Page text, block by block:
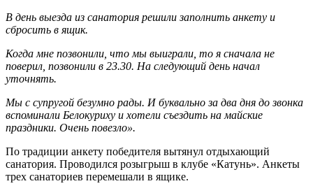
В день выезда из санатория решили заполнить анкету и
сбросить в ящик.
Когда мне позвонили, что мы выиграли, то я сначала не
поверил, позвонили в 23.30. На следующий день начал
уточнять.
Мы с супругой безумно рады. И буквально за два дня до звонка
вспоминали Белокуриху и хотели съездить на майские
праздники. Очень повезло».
По традиции анкету победителя вытянул отдыхающий
санатория. Проводился розыгрыш в клубе «Катунь». Анкеты
трех санаториев перемешали в ящике.